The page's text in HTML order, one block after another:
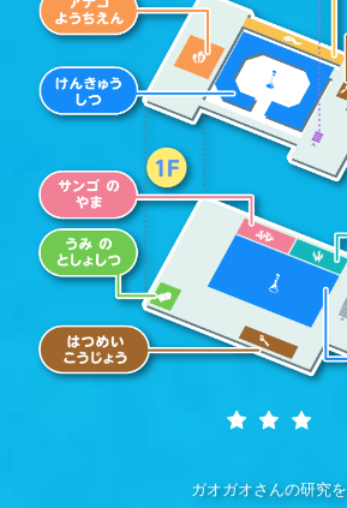
ガオガオさんの研究を